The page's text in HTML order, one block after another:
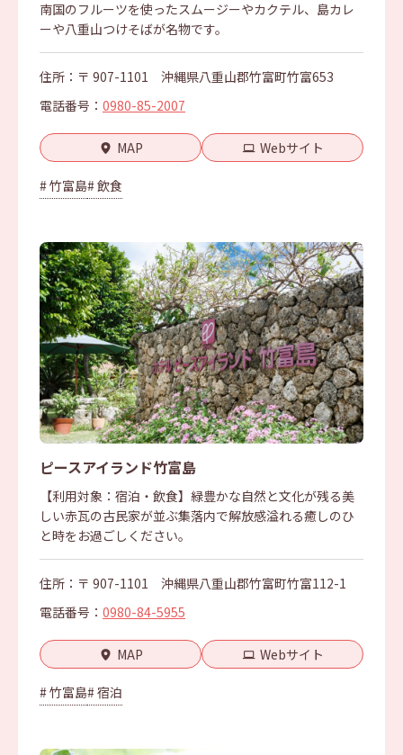
南国のフルーツを使ったスムージーやカクテル、島カレ
ーや八重山つけそばが名物です。
住所：〒 907-1101 沖縄県八重山郡竹富町竹富653
電話番号： 0980-85-2007
MAP Webサイト
# 竹富島# 飲食
ピースアイランド竹富島
【利用対象：宿泊・飲食】緑豊かな自然と文化が残る美
しい赤瓦の古民家が並ぶ集落内で解放感溢れる癒しのひ
と時をお過ごしください。
住所：〒 907-1101 沖縄県八重山郡竹富町竹富112-1
電話番号： 0980-84-5955
MAP Webサイト
# 竹富島# 宿泊